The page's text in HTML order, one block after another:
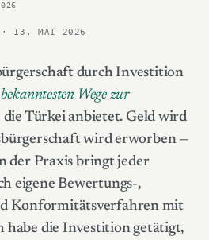
· 13. MAI 2026
durch Investition
Wege zur
die Türkei anbietet. Geld wird
wird erworben —
der Praxis bringt jeder
eigene Bewertungs-,
Konformitätsverfahren mit
habe die Investition getätigt,